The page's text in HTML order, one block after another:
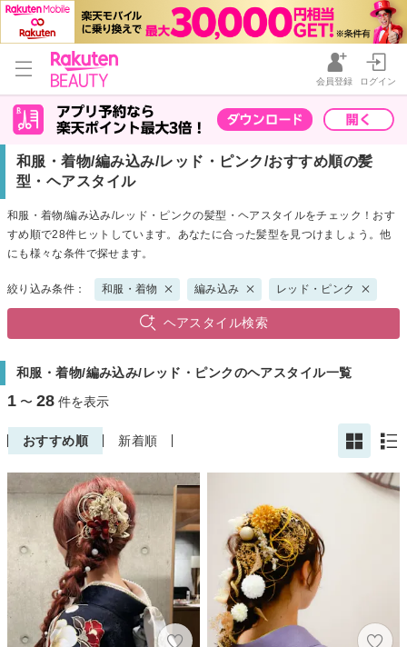
会員登録 ログイン
和服・着物/編み込み/レッド・ピンク/おすすめ順の髪
型・ヘアスタイル
和服・着物/編み込み/レッド・ピンクの髪型・ヘアスタイルをチェック！おす
すめ順で28件ヒットしています。あなたに合った髪型を見つけましょう。他
にも様々な条件で探せます。
絞り込み条件： 和服・着物 編み込み レッド・ピンク
ヘアスタイル検索
和服・着物/編み込み/レッド・ピンクのヘアスタイル一覧
1 〜 28 件を表示
おすすめ順 新着順